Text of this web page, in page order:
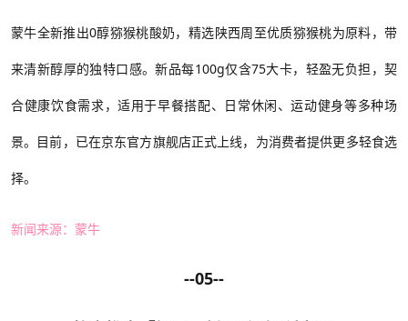
蒙牛全新推出0醇猕猴桃酸奶，精选陕西周至优质猕猴桃为原料，带
来清新醇厚的独特口感。新品每100g仅含75大卡，轻盈无负担，契
合健康饮食需求，适用于早餐搭配、日常休闲、运动健身等多种场
景。目前，已在京东官方旗舰店正式上线，为消费者提供更多轻食选
择。
新闻来源：蒙牛
--05--